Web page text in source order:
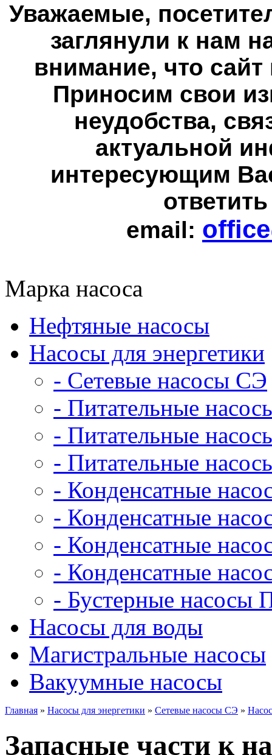
Уважаемые,
заглянули к нам
внимание, что сайт
Приносим свои
неудобства,
актуальной
интересующим
email:
Марка насоса
Нефтяные насосы
Насосы для энергетики
- Сетевые насосы СЭ
- Питательные
- Питательные
- Питательные
- Конденсатные
- Конденсатные
- Конденсатные
- Конденсатные
- Бустерные насосы
Насосы для воды
Магистральные насосы
Вакуумные насосы
Главная » Насосы для энергетики » Сетевые насосы СЭ »
Запасные части к